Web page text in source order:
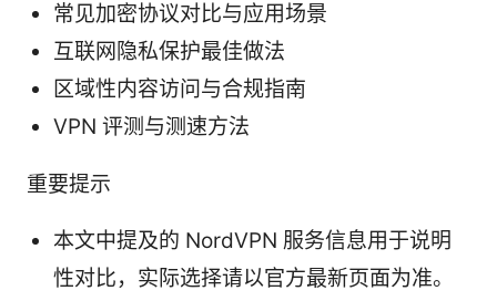
常见加密协议对比与应用场景
互联网隐私保护最佳做法
区域性内容访问与合规指南
VPN 评测与测速方法
重要提示
本文中提及的 NordVPN 服务信息用于说明
性对比，实际选择请以官方最新页面为准。